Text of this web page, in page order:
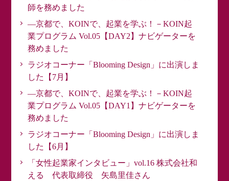
師を務めました
―京都で、KOINで、起業を学ぶ！－KOIN起
業プログラム Vol.05【DAY2】ナビゲーターを
務めました
ラジオコーナー「Blooming Design」に出演しま
した【7月】
―京都で、KOINで、起業を学ぶ！－KOIN起
業プログラム Vol.05【DAY1】ナビゲーターを
務めました
ラジオコーナー「Blooming Design」に出演しま
した【6月】
「女性起業家インタビュー」vol.16 株式会社和
える 代表取締役 矢島里佳さん